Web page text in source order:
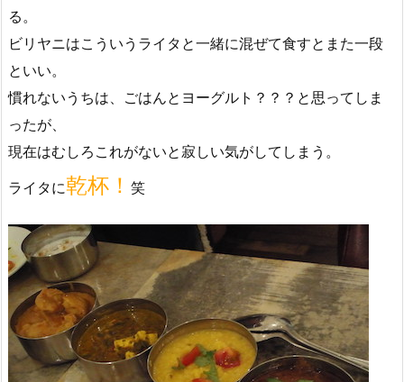
る。
ビリヤニはこういうライタと一緒に混ぜて食すとまた一段
といい。
慣れないうちは、ごはんとヨーグルト？？？と思ってしま
ったが、
現在はむしろこれがないと寂しい気がしてしまう。
ライタに乾杯！ 笑